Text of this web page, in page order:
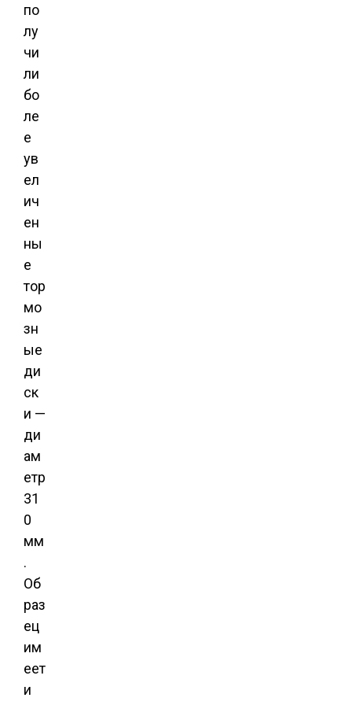
по
лу
чи
ли
бо
ле
е
ув
ел
ич
ен
ны
е
тор
мо
зн
ые
ди
ск
и —
ди
ам
етр
31
0
мм
.
Об
раз
ец
им
еет
и